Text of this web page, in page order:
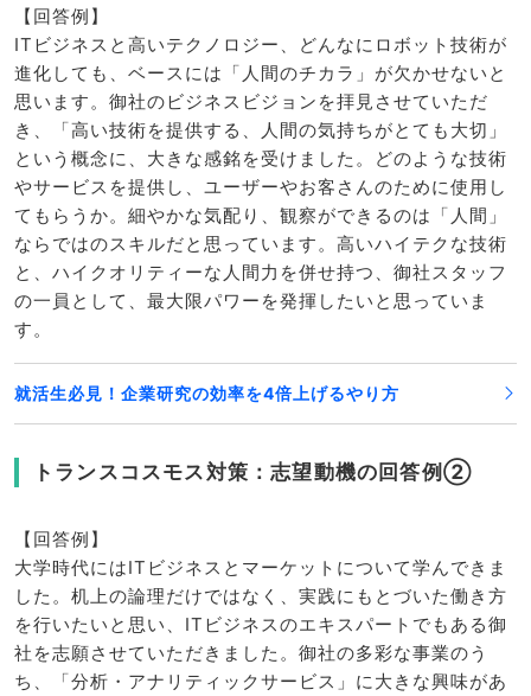
【回答例】
ITビジネスと高いテクノロジー、どんなにロボット技術が
進化しても、ベースには「人間のチカラ」が欠かせないと
思います。御社のビジネスビジョンを拝見させていただ
き、「高い技術を提供する、人間の気持ちがとても大切」
という概念に、大きな感銘を受けました。どのような技術
やサービスを提供し、ユーザーやお客さんのために使用し
てもらうか。細やかな気配り、観察ができるのは「人間」
ならではのスキルだと思っています。高いハイテクな技術
と、ハイクオリティーな人間力を併せ持つ、御社スタッフ
の一員として、最大限パワーを発揮したいと思っていま
す。
就活生必見！企業研究の効率を4倍上げるやり方
トランスコスモス対策：志望動機の回答例②
【回答例】
大学時代にはITビジネスとマーケットについて学んできま
した。机上の論理だけではなく、実践にもとづいた働き方
を行いたいと思い、ITビジネスのエキスパートでもある御
社を志願させていただきました。御社の多彩な事業のう
ち、「分析・アナリティックサービス」に大きな興味があ